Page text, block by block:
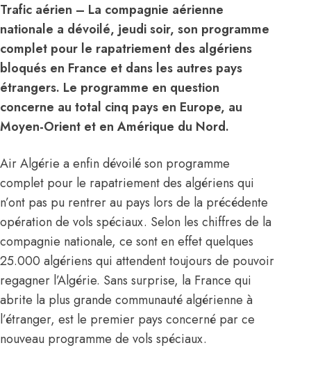
Trafic aérien – La compagnie aérienne
nationale a dévoilé, jeudi soir, son programme
complet pour le rapatriement des algériens
bloqués en France et dans les autres pays
étrangers. Le programme en question
concerne au total cinq pays en Europe, au
Moyen-Orient et en Amérique du Nord.
Air Algérie a enfin dévoilé son programme
complet pour le rapatriement des algériens qui
n’ont pas pu rentrer au pays lors de la précédente
opération de vols spéciaux. Selon les chiffres de la
compagnie nationale, ce sont en effet quelques
25.000 algériens qui attendent toujours de pouvoir
regagner l’Algérie. Sans surprise, la France qui
abrite la plus grande communauté algérienne à
l’étranger, est le premier pays concerné par ce
nouveau programme de vols spéciaux.